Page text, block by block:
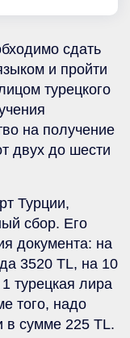
сдать
и пройти
турецкого
на получение
двух до шести
Турции,
сбор. Его
документа: на
3520 TL, на 10
турецкая лира
того, надо
в сумме 225 TL.